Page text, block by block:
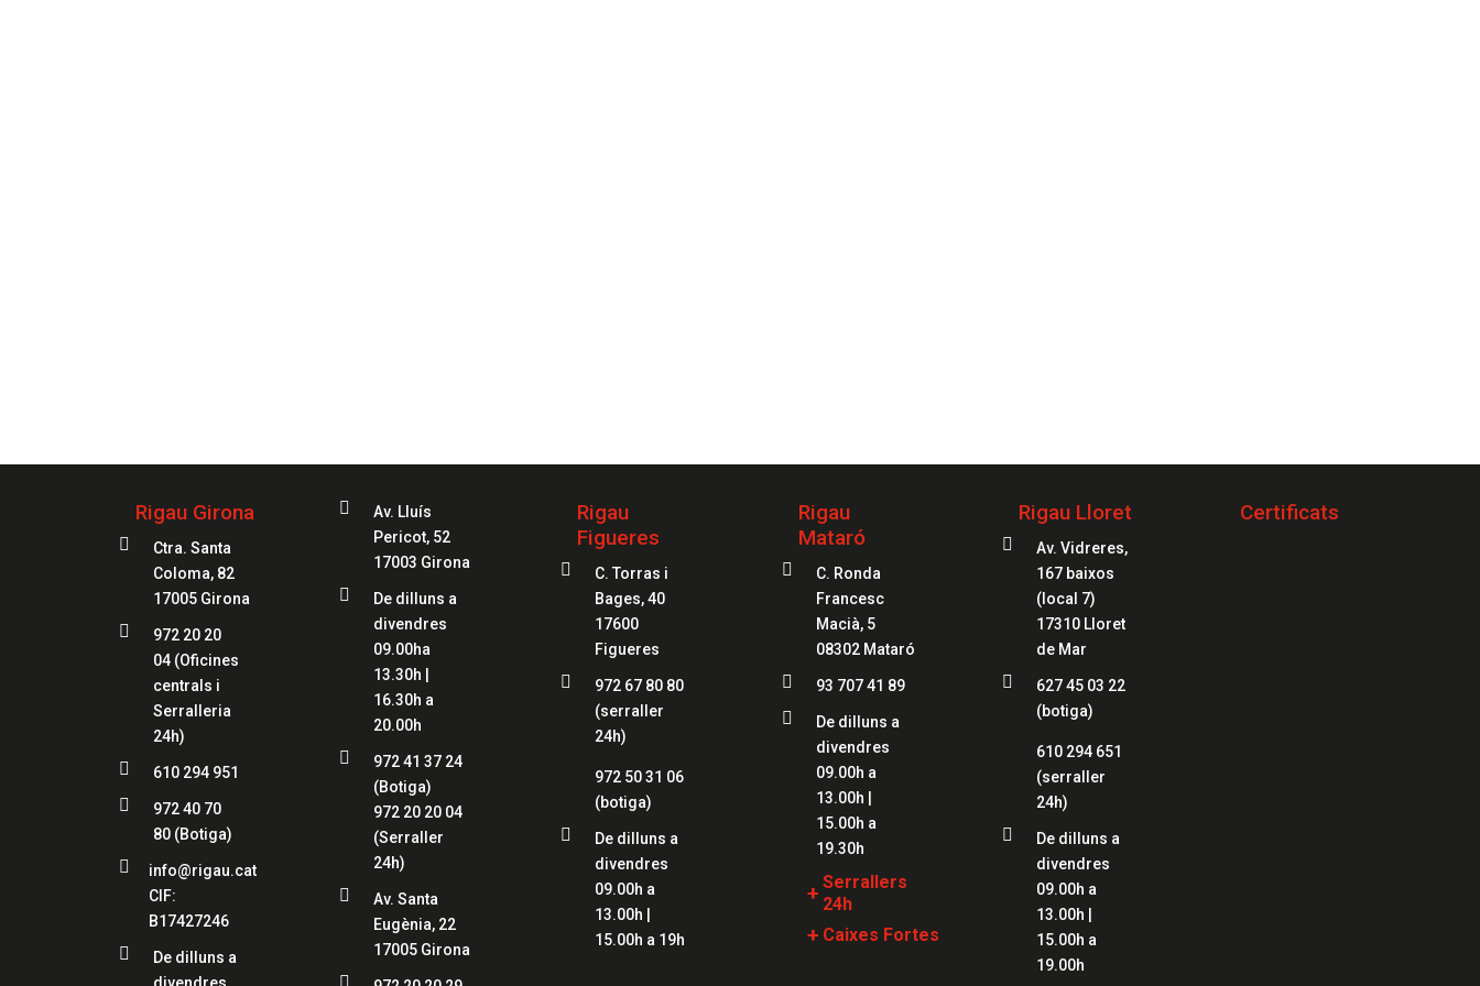
Rigau Girona

Ctra. Santa
Coloma, 82
17005 Girona

972 20 20
04 (Oficines
centrals i
Serralleria
24h)
 610 294 951

972 40 70
80 (Botiga)

info@rigau.cat
CIF:
B17427246

De dilluns a
divendres

Av. Lluís
Pericot, 52
17003 Girona

De dilluns a
divendres
09.00ha
13.30h |
16.30h a
20.00h

972 41 37 24
(Botiga)
972 20 20 04
(Serraller
24h)

Av. Santa
Eugènia, 22
17005 Girona

Rigau
Figueres

C. Torras i
Bages, 40
17600
Figueres

972 67 80 80
(serraller
24h)
972 50 31 06
(botiga)

De dilluns a
divendres
09.00h a
13.00h |
15.00h a 19h
Rigau
Mataró

C. Ronda
Francesc
Macià, 5
08302 Mataró
 93 707 41 89

De dilluns a
divendres
09.00h a
13.00h |
15.00h a
19.30h
+ Serrallers
24h
Serrallers Girona
+ Caixes Fortes
Rigau Lloret

Av. Vidreres,
167 baixos
(local 7)
17310 Lloret
de Mar

627 45 03 22
(botiga)
610 294 651
(serraller
24h)

De dilluns a
divendres
09.00h a
13.00h |
15.00h a
19.00h
Certificats